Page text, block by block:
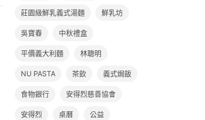
莊園級鮮乳義式湯麵 鮮乳坊
吳寶春 中秋禮盒
平價義大利麵 林聰明
NU PASTA 茶飲 義式焗飯
食物銀行 安得烈慈善協會
安得烈 桌曆 公益